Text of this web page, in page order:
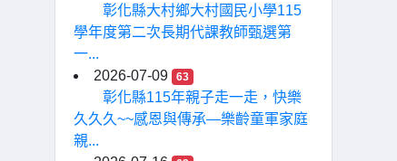
彰化縣大村鄉大村國民小學115
學年度第二次長期代課教師甄選第
一...
2026-07-09
63
彰化縣115年親子走一走，快樂
久久久~~感恩與傳承—樂齡童軍家庭
親...